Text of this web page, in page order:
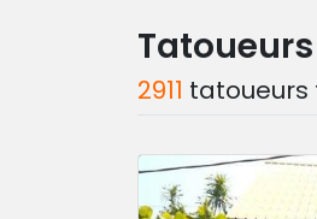
2911 tatoueurs